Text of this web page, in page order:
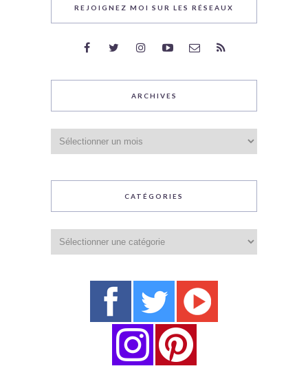
REJOIGNEZ MOI SUR LES RÉSEAUX
ARCHIVES
CATÉGORIES